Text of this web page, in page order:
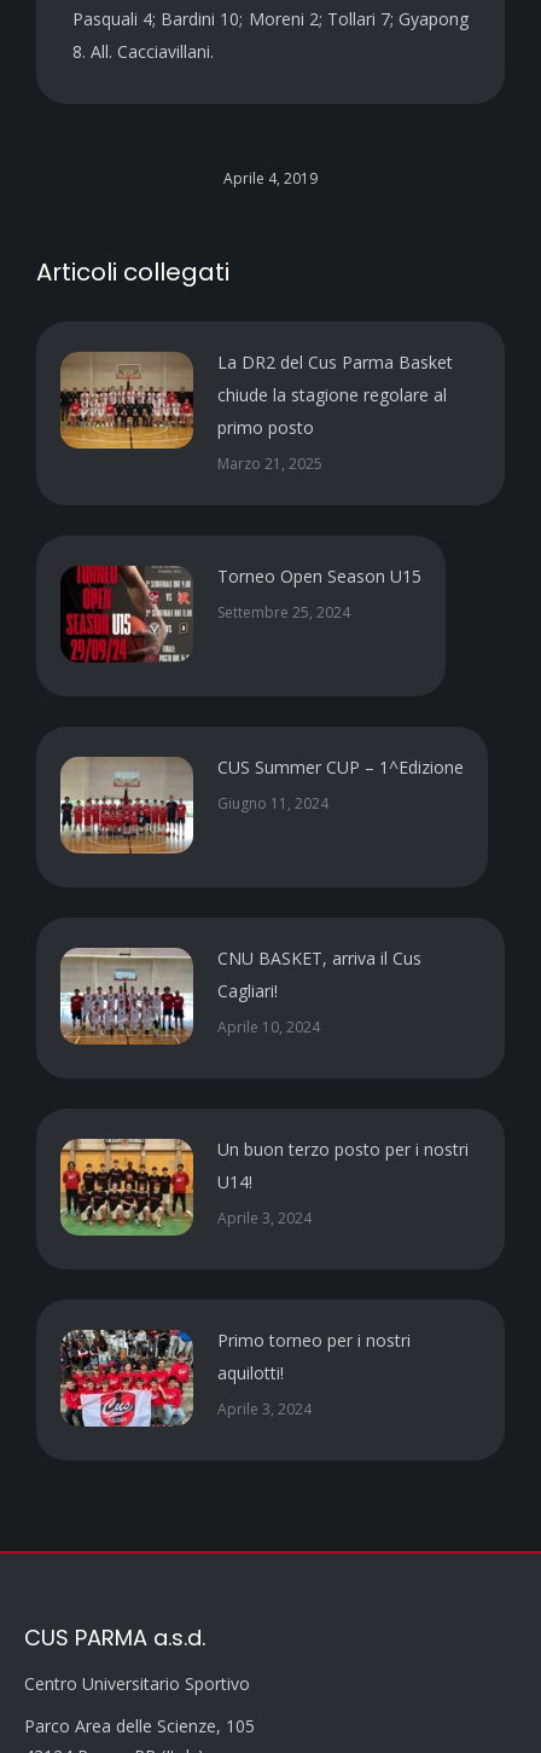
Pasquali 4; Bardini 10; Moreni 2; Tollari 7; Gyapong
8. All. Cacciavillani.
Aprile 4, 2019
Articoli collegati
La DR2 del Cus Parma Basket
chiude la stagione regolare al
primo posto
Marzo 21, 2025
Torneo Open Season U15
Settembre 25, 2024
CUS Summer CUP – 1^Edizione
Giugno 11, 2024
CNU BASKET, arriva il Cus
Cagliari!
Aprile 10, 2024
Un buon terzo posto per i nostri
U14!
Aprile 3, 2024
Primo torneo per i nostri
aquilotti!
Aprile 3, 2024
CUS PARMA a.s.d.
Centro Universitario Sportivo
Parco Area delle Scienze, 105